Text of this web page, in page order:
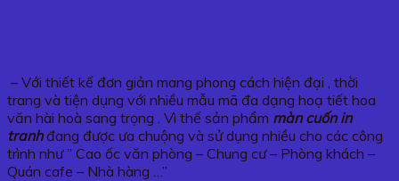
– Với thiết kế đơn giản mang phong cách hiện đại , thời
trang và tiện dụng với nhiều mẫu mã đa dạng hoạ tiết hoa
văn hài hoà sang trọng . Vì thế sản phẩm màn cuốn in
tranhđang được ưa chuộng và sử dụng nhiều cho các công
trình như ” Cao ốc văn phòng – Chung cư – Phòng khách –
Quán cafe – Nhà hàng …”